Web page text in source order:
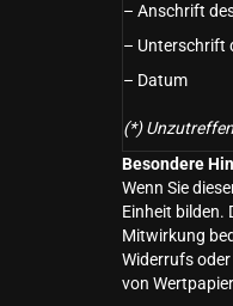
– Anschrift
– Unterschrift
– Datum
(*)
Besondere
Wenn Sie
Einheit bilden.
Mitwirkung
Widerrufs
von